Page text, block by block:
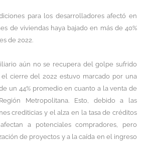
para los desarrolladores afectó en
de viviendas haya bajado en más de 40%
de 2022.
aún no se recupera del golpe sufrido
cierre del 2022 estuvo marcado por una
un 44% promedio en cuanto a la venta de
Metropolitana. Esto, debido a las
crediticias y el alza en la tasa de créditos
a potenciales compradores, pero
de proyectos y a la caída en el ingreso